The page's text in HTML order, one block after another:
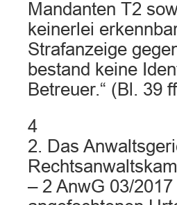
Mandanten T2
keinerlei
Strafanzeige
bestand keine
Betreuer.“ (Bl. 39
4
2. Das
– 2 AnwG 03/